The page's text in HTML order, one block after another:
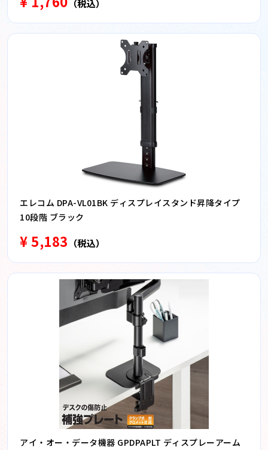
（税込）
エレコム DPA-VL01BK ディスプレイスタンド昇降タイプ
10段階 ブラック
¥ 5,183 （税込）
アイ・オー・データ機器 GPDPAPLT ディスプレーアーム